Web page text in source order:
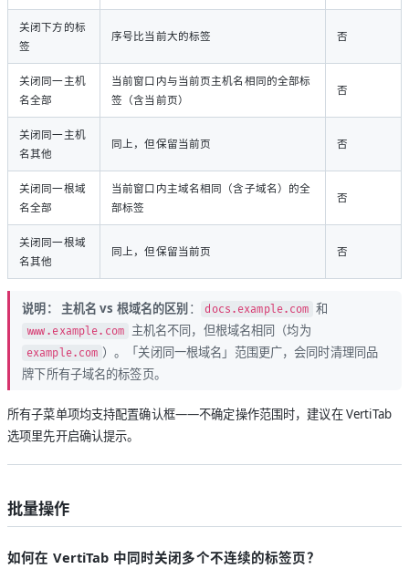
关闭下方的标
签
序号比当前大的标签 否
关闭同一主机
名全部
当前窗口内与当前页主机名相同的全部标
签（含当前页）
否
关闭同一主机
名其他
同上，但保留当前页 否
关闭同一根域
名全部
当前窗口内主域名相同（含子域名）的全
部标签
否
关闭同一根域
名其他
同上，但保留当前页 否
说明： 主机名 vs 根域名的区别 ： docs.example.com 和
www.example.com 主机名不同，但根域名相同（均为
example.com ）。「关闭同一根域名」范围更广，会同时清理同品
牌下所有子域名的标签页。
所有子菜单项均支持配置确认框——不确定操作范围时，建议在 VertiTab
选项里先开启确认提示。
批量操作
如何在 VertiTab 中同时关闭多个不连续的标签页？